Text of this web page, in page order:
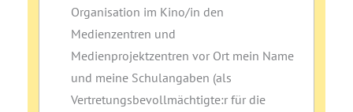
Organisation im Kino/in den
Medienzentren und
Medienprojektzentren vor Ort mein Name
und meine Schulangaben (als
Vertretungsbevollmächtigte:r für die